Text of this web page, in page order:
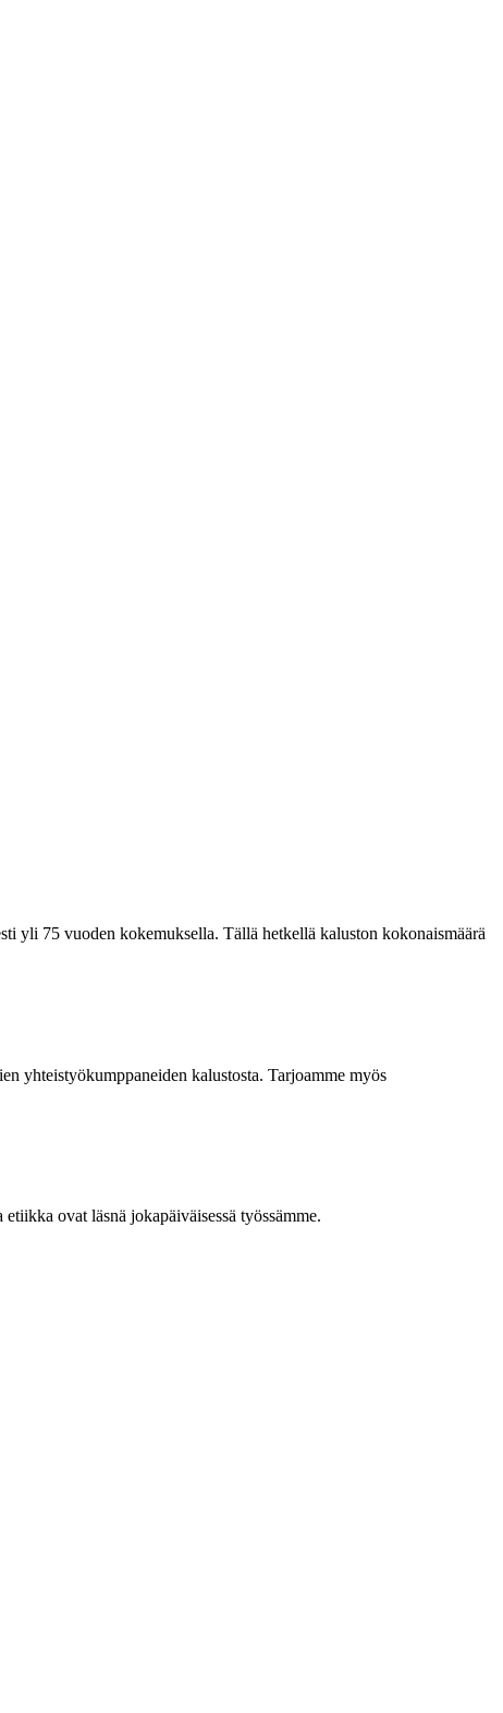
yli 75 vuoden kokemuksella. Tällä hetkellä kaluston kokonaismäärä
yhteistyökumppaneiden kalustosta. Tarjoamme myös
ovat läsnä jokapäiväisessä työssämme.